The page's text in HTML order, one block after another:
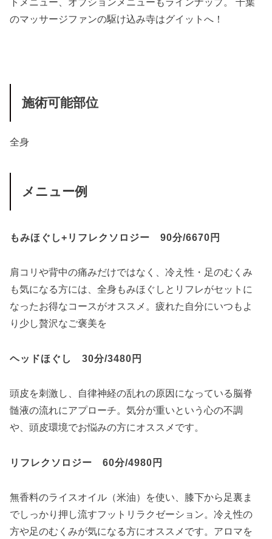
のマッサージファンの駆け込み寺はグイットへ！
施術可能部位
全身
メニュー例
もみほぐし+リフレクソロジー 90分/6670円
肩コリや背中の痛みだけではなく、冷え性・足のむくみ
も気になる方には、全身もみほぐしとリフレがセットに
なったお得なコースがオススメ。疲れた自分にいつもよ
り少し贅沢なご褒美を
ヘッドほぐし 30分/3480円
頭皮を刺激し、自律神経の乱れの原因になっている脳脊
髄液の流れにアプローチ。気分が重いという心の不調
や、頭皮環境でお悩みの方にオススメです。
リフレクソロジー 60分/4980円
無香料のライスオイル（米油）を使い、膝下から足裏ま
でしっかり押し流すフットリラクゼーション。冷え性の
方や足のむくみが気になる方にオススメです。アロマを